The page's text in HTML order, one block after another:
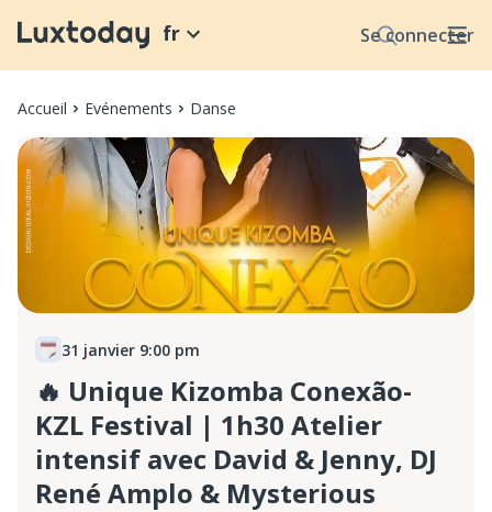
Se connecter
fr
Accueil Evénements Danse
31 janvier 9:00 pm
🔥 Unique Kizomba Conexão-
KZL Festival | 1h30 Atelier
intensif avec David & Jenny, DJ
René Amplo & Mysterious